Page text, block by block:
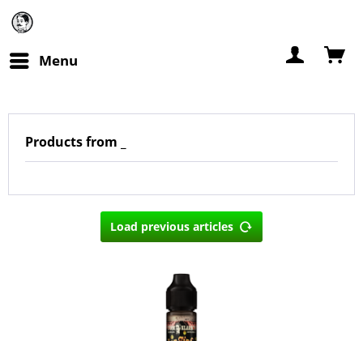
Menu
Products from _
Load previous articles